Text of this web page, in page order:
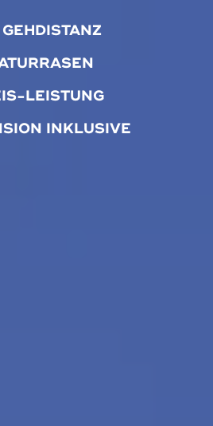
LEISTUNG
INKLUSIVE